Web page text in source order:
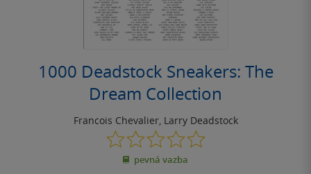
1000 Deadstock Sneakers: The
Dream Collection
Francois Chevalier, Larry Deadstock
0.0
z
5
pevná vazba